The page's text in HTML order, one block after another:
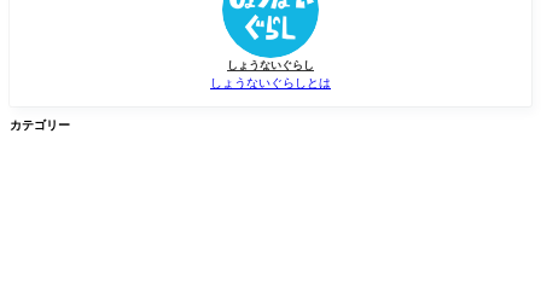
しょうないぐらし
しょうないぐらしとは
カテゴリー